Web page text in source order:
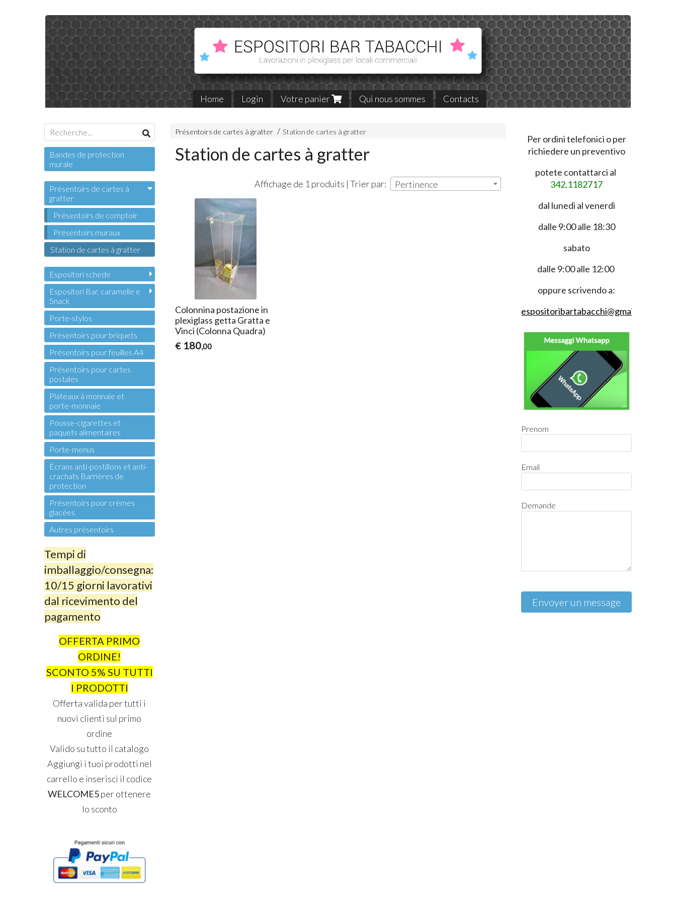
Home Login Votre panier Qui nous sommes Contacts
Présentoirs de cartes à gratter Station de cartes à gratter
Station de cartes à gratter
Affichage de 1 produits | Trier par: Pertinence
Colonnina postazione in
plexiglass getta Gratta e
Vinci (Colonna Quadra)
€ 180,00
Bandes de protection
murale
Présentoirs de cartes à
gratter
Présentoirs de comptoir
Présentoirs muraux
Station de cartes à gratter
Espositori schede
Espositori Bar, caramelle e
Snack
Porte-stylos
Présentoirs pour briquets
Présentoirs pour feuilles A4
Présentoirs pour cartes
postales
Plateaux à monnaie et
porte-monnaie
Pousse-cigarettes et
paquets alimentaires
Porte-menus
Écrans anti-postillons et anti-
crachats Barrières de
protection
Présentoirs pour crèmes
glacées
Autres présentoirs
Tempi di
imballaggio/consegna:
10/15 giorni lavorativi
dal ricevimento del
pagamento
OFFERTA PRIMO
ORDINE!
SCONTO 5% SU TUTTI
I PRODOTTI
Offerta valida per tutti i
nuovi clienti sul primo
ordine
Valido su tutto il catalogo
Aggiungi i tuoi prodotti nel
carrello e inserisci il codice
WELCOME5per ottenere
lo sconto
Per ordini telefonici o per
richiedere un preventivo
potete contattarci al
342.1182717
dal lunedì al venerdì
dalle 9:00 alle 18:30
sabato
dalle 9:00 alle 12:00
oppure scrivendo a:
espositoribartabacchi@gmail.com
Prenom
Email
Demande
Envoyer un message